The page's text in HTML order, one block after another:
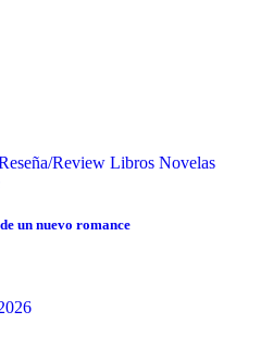
Review Libros Novelas
un nuevo romance